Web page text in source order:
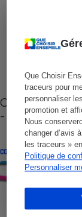
Que Choisir
traceurs pour
personnaliser
promotion et
Nous
changer d’avis
les traceurs »
Politique de
Personnaliser
Cafetière à
- Premières
CONSEILS